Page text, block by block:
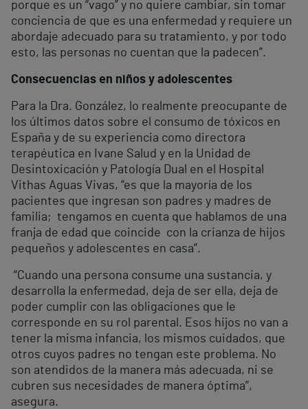
porque es un “vago” y no quiere cambiar, sin tomar
conciencia de que es una enfermedad y requiere un
abordaje adecuado para su tratamiento, y por todo
esto, las personas no cuentan que la padecen”.
Consecuencias en niños y adolescentes
Para la Dra. González, lo realmente preocupante de
los últimos datos sobre el consumo de tóxicos en
España y de su experiencia como directora
terapéutica en Ivane Salud y en la Unidad de
Desintoxicación y Patología Dual en el Hospital
Vithas Aguas Vivas, “es que la mayoría de los
pacientes que ingresan son padres y madres de
familia; tengamos en cuenta que hablamos de una
franja de edad que coincide con la crianza de hijos
pequeños y adolescentes en casa”.
“Cuando una persona consume una sustancia, y
desarrolla la enfermedad, deja de ser ella, deja de
poder cumplir con las obligaciones que le
corresponde en su rol parental. Esos hijos no van a
tener la misma infancia, los mismos cuidados, que
otros cuyos padres no tengan este problema. No
son atendidos de la manera más adecuada, ni se
cubren sus necesidades de manera óptima”,
asegura.